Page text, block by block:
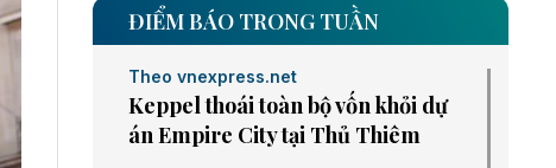
ĐIỂM BÁO TRONG TUẦN
Theo vnexpress.net
Keppel thoái toàn bộ vốn khỏi dự
án Empire City tại Thủ Thiêm